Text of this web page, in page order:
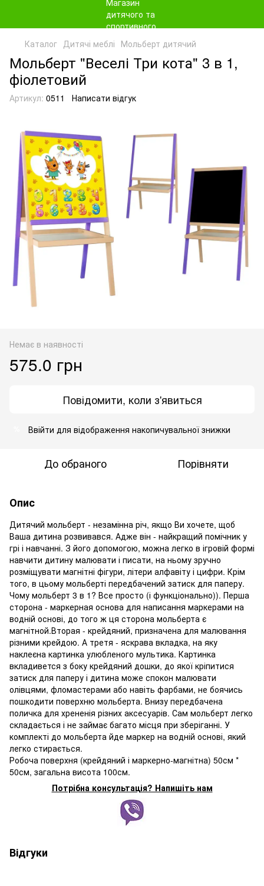
Каталог Дитячі меблі Мольберт дитячий
Мольберт "Веселі Три кота" 3 в 1,
фіолетовий
Артикул: 0511 Написати відгук
Немає в наявності
575.0 грн
Повідомити, коли з'явиться
Ввійти для відображення накопичувальної знижки
До обраного Порівняти
Опис
Дитячий мольберт - незамінна річ, якщо Ви хочете, щоб
Ваша дитина розвивався. Адже він - найкращий помічник у
грі і навчанні. З його допомогою, можна легко в ігровій формі
навчити дитину малювати і писати, на ньому зручно
розміщувати магнітні фігури, літери алфавіту і цифри. Крім
того, в цьому мольберті передбачений затиск для паперу.
Чому мольберт 3 в 1? Все просто (і функціонально)). Перша
сторона - маркерная основа для написання маркерами на
водній основі, до того ж ця сторона мольберта є
магнітной.Вторая - крейдяний, призначена для малювання
різними крейдою. А третя - яскрава вкладка, на яку
наклеєна картинка улюбленого мультика. Картинка
вкладивется з боку крейдяний дошки, до якої кріпитися
затиск для паперу і дитина може спокон малювати
олівцями, фломастерами або навіть фарбами, не боячись
пошкодити поверхню мольберта. Внизу передбачена
поличка для хрененія різних аксесуарів. Сам мольберт легко
складається і не займає багато місця при зберіганні. У
комплекті до мольберта йде маркер на водній основі, який
легко стирається.
Робоча поверхня (крейдяний і маркерно-магнітна) 50см *
50см, загальна висота 100см.
Потрібна консультація? Напишіть нам
Відгуки